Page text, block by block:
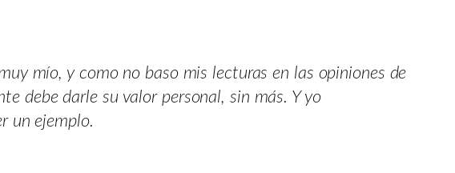
mío, y como no baso mis lecturas en las opiniones de
debe darle su valor personal, sin más. Y yo
un ejemplo.